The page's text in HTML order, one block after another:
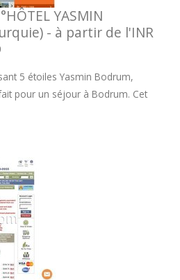
N
P
R
S
T
U
YASMIN
- à partir de l'INR
5 étoiles Yasmin Bodrum,
pour un séjour à Bodrum. Cet